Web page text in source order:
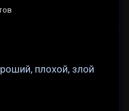
плохой, злой